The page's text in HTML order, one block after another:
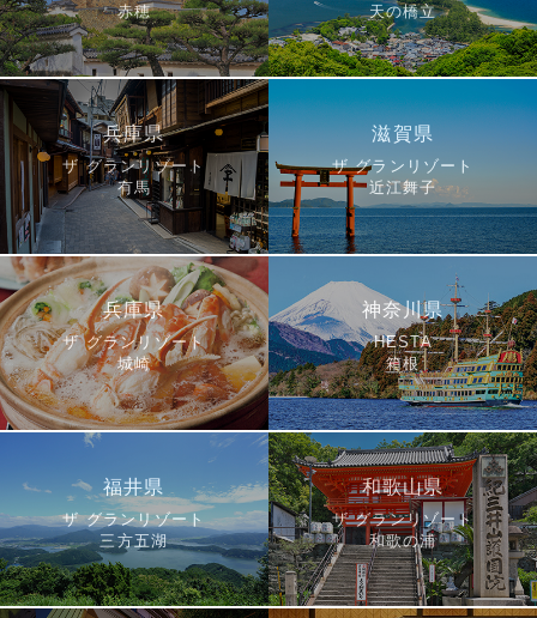
赤穂
天の橋立
兵庫県
ザ グランリゾート
有馬
滋賀県
ザ グランリゾート
近江舞子
兵庫県
ザ グランリゾート
城崎
神奈川県
HESTA
箱根
福井県
ザ グランリゾート
三方五湖
和歌山県
ザ グランリゾート
和歌の浦